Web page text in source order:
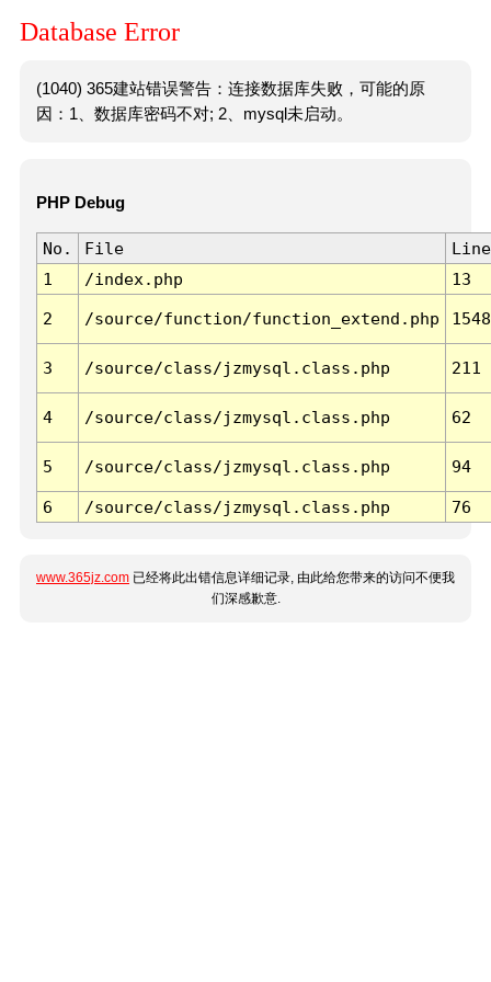
Database Error
(1040) 365建站错误警告：连接数据库失败，可能的原
因：1、数据库密码不对; 2、mysql未启动。
PHP Debug
No. File
Line
1
/index.php 13
2 /source/function/function_extend.php 1548
3 /source/class/jzmysql.class.php 211
4 /source/class/jzmysql.class.php 62
5 /source/class/jzmysql.class.php 94
6 /source/class/jzmysql.class.php 76
www.365jz.com 已经将此出错信息详细记录, 由此给您带来的访问不便我
们深感歉意.